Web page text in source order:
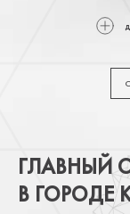
ГЛАВНЫЙ
В ГОРОДЕ